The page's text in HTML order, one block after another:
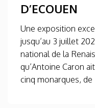
D’ECOUEN
Une exposition
jusqu’au 3 juillet
national de la
qu’Antoine Caron
cinq monarques, de